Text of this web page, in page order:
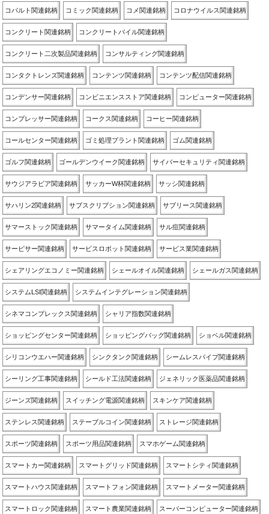
コバルト関連銘柄 コミック関連銘柄 コメ関連銘柄 コロナウイルス関連銘柄
コンクリート関連銘柄 コンクリートパイル関連銘柄
コンクリート二次製品関連銘柄 コンサルティング関連銘柄
コンタクトレンズ関連銘柄 コンテンツ関連銘柄 コンテンツ配信関連銘柄
コンデンサー関連銘柄 コンビニエンスストア関連銘柄 コンピューター関連銘柄
コンプレッサー関連銘柄 コークス関連銘柄 コーヒー関連銘柄
コールセンター関連銘柄 ゴミ処理プラント関連銘柄 ゴム関連銘柄
ゴルフ関連銘柄 ゴールデンウイーク関連銘柄 サイバーセキュリティ関連銘柄
サウジアラビア関連銘柄 サッカーW杯関連銘柄 サッシ関連銘柄
サハリン2関連銘柄 サブスクリプション関連銘柄 サブリース関連銘柄
サマーストック関連銘柄 サマータイム関連銘柄 サル痘関連銘柄
サービサー関連銘柄 サービスロボット関連銘柄 サービス業関連銘柄
シェアリングエコノミー関連銘柄 シェールオイル関連銘柄 シェールガス関連銘柄
システムLSI関連銘柄 システムインテグレーション関連銘柄
シネマコンプレックス関連銘柄 シャリア指数関連銘柄
ショッピングセンター関連銘柄 ショッピングバッグ関連銘柄 ショベル関連銘柄
シリコンウエハー関連銘柄 シンクタンク関連銘柄 シームレスパイプ関連銘柄
シーリング工事関連銘柄 シールド工法関連銘柄 ジェネリック医薬品関連銘柄
ジーンズ関連銘柄 スイッチング電源関連銘柄 スキンケア関連銘柄
ステンレス関連銘柄 ステーブルコイン関連銘柄 ストレージ関連銘柄
スポーツ関連銘柄 スポーツ用品関連銘柄 スマホゲーム関連銘柄
スマートカー関連銘柄 スマートグリッド関連銘柄 スマートシティ関連銘柄
スマートハウス関連銘柄 スマートフォン関連銘柄 スマートメーター関連銘柄
スマートロック関連銘柄 スマート農業関連銘柄 スーパーコンピューター関連銘柄